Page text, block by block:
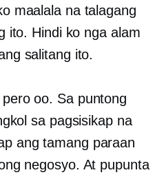
maalala na talagang
ito. Hindi ko nga alam
salitang ito.
oo. Sa puntong
sa pagsisikap na
ang tamang paraan
negosyo. At pupunta